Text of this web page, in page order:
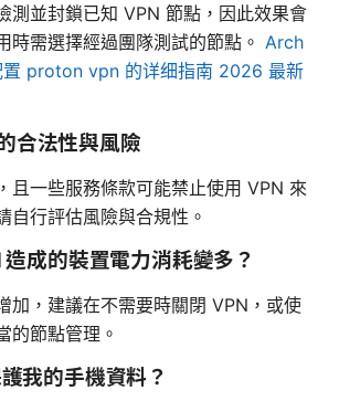
測並封鎖已知 VPN 節點，因此效果會
時需選擇經過團隊測試的節點。 Arch
置 proton vpn 的详细指南 2026 最新
合法性與風險
且一些服務條款可能禁止使用 VPN 來
自行評估風險與合規性。
成的裝置電力消耗變多？
加，建議在不需要時關閉 VPN，或使
的節點管理。
我的手機資料？